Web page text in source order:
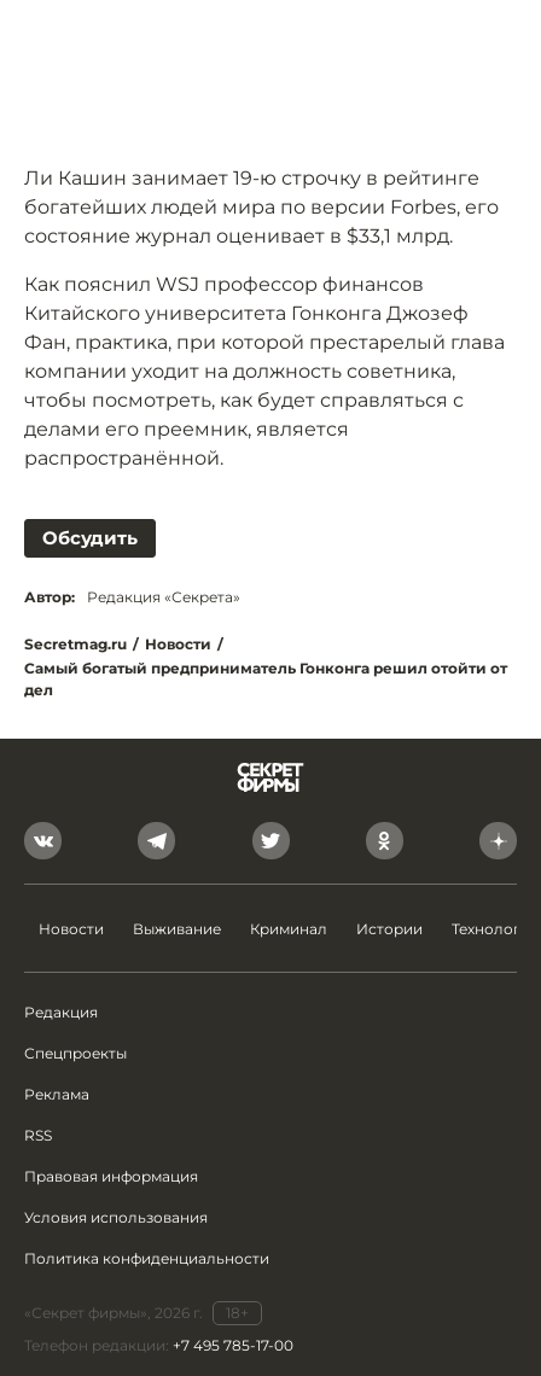
Ли Кашин занимает 19-ю строчку в рейтинге
богатейших людей мира по версии Forbes, его
состояние журнал оценивает в $33,1 млрд.
Как пояснил WSJ профессор финансов
Китайского университета Гонконга Джозеф
Фан, практика, при которой престарелый глава
компании уходит на должность советника,
чтобы посмотреть, как будет справляться с
делами его преемник, является
распространённой.
Обсудить
Автор: Редакция «Секрета»
Secretmag.ru / Новости /
Самый богатый предприниматель Гонконга решил отойти от
дел
Новости Выживание Криминал Истории Технологии
Редакция
Спецпроекты
Реклама
RSS
Правовая информация
Условия использования
Политика конфиденциальности
«Секрет фирмы», 2026 г.
18+
Телефон редакции: +7 495 785-17-00